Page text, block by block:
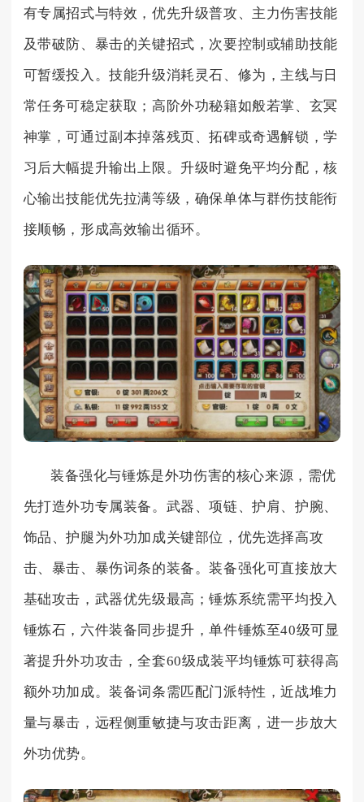
有专属招式与特效，优先升级普攻、主力伤害技能
及带破防、暴击的关键招式，次要控制或辅助技能
可暂缓投入。技能升级消耗灵石、修为，主线与日
常任务可稳定获取；高阶外功秘籍如般若掌、玄冥
神掌，可通过副本掉落残页、拓碑或奇遇解锁，学
习后大幅提升输出上限。升级时避免平均分配，核
心输出技能优先拉满等级，确保单体与群伤技能衔
接顺畅，形成高效输出循环。
装备强化与锤炼是外功伤害的核心来源，需优
先打造外功专属装备。武器、项链、护肩、护腕、
饰品、护腿为外功加成关键部位，优先选择高攻
击、暴击、暴伤词条的装备。装备强化可直接放大
基础攻击，武器优先级最高；锤炼系统需平均投入
锤炼石，六件装备同步提升，单件锤炼至40级可显
著提升外功攻击，全套60级成装平均锤炼可获得高
额外功加成。装备词条需匹配门派特性，近战堆力
量与暴击，远程侧重敏捷与攻击距离，进一步放大
外功优势。